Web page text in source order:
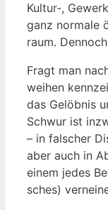
Kultur‑,
ganz nor­ma­le
raum.
Fragt man
wei­hen
das Gelöb­nis
Schwur ist
– in fal­scher
aber auch in
einem jedes
sches)